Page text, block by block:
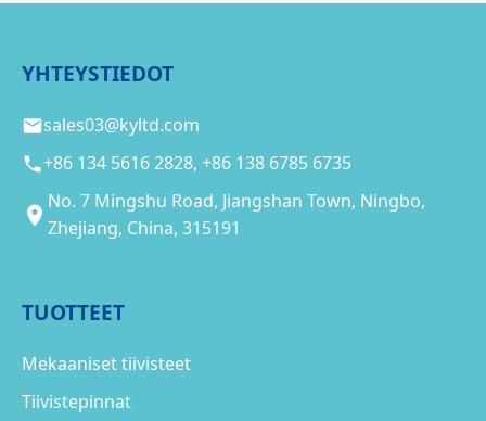
YHTEYSTIEDOT
sales03@kyltd.com
+86 134 5616 2828, +86 138 6785 6735
No. 7 Mingshu Road, Jiangshan Town, Ningbo,
Zhejiang, China, 315191
TUOTTEET
Mekaaniset tiivisteet
Tiivistepinnat